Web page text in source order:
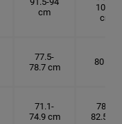
cm
101.5
cm
77.5-
78.7 cm
80 cm
71.1-
74.9 cm
78.7-
82.5 cm